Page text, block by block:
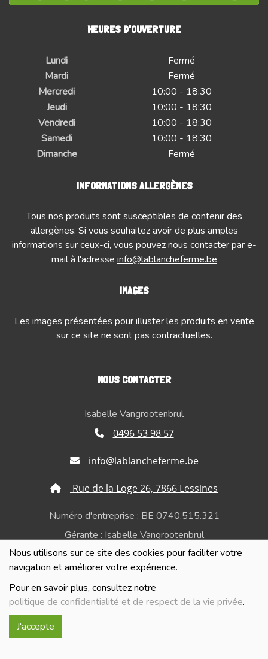
Nous utilisons sur ce site des cookies pour faciliter votre
navigation et améliorer votre expérience.
Pour en savoir plus, consultez notre
politique de confidentialité et de respect de la vie privée.
J'accepte
HEURES D'OUVERTURE
Lundi
Fermé
Mardi
Fermé
Mercredi
10:00 - 18:30
Jeudi
10:00 - 18:30
Vendredi
10:00 - 18:30
Samedi
10:00 - 18:30
Dimanche
Fermé
INFORMATIONS ALLERGÈNES
Tous nos produits sont susceptibles de contenir des
allergènes. Si vous souhaitez avoir de plus amples
informations sur ceux-ci, vous pouvez nous contacter par e-
mail à l'adresse info@lablancheferme.be
IMAGES
Les images présentées pour illuster les produits en vente
sur ce site ne sont pas contractuelles.
NOUS CONTACTER
Isabelle Vangrootenbrul
0496 53 98 57
info@lablancheferme.be
Rue de la Loge 26, 7866 Lessines
Numéro d'entreprise : BE 0740.515.321
Gérante : Isabelle Vangrootenbrul
Politique de confidentialité et de respect de la vie
privée